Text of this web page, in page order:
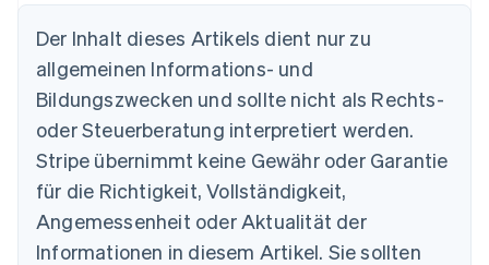
Der Inhalt dieses Artikels dient nur zu
allgemeinen Informations- und
Bildungszwecken und sollte nicht als Rechts-
oder Steuerberatung interpretiert werden.
Stripe übernimmt keine Gewähr oder Garantie
für die Richtigkeit, Vollständigkeit,
Angemessenheit oder Aktualität der
Informationen in diesem Artikel. Sie sollten
Australien
English
Belgien
Brasilien
PortuguêsEnglish
Bulgarien
English
Dänemark
English